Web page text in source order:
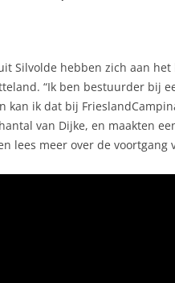
Silvolde hebben zich aan
“Ik ben bestuurder bij
ik dat bij
van Dijke, en maakten
lees meer over de voortgang